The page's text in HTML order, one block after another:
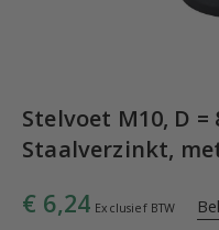
Stelvoet M10, D =
Staalverzinkt,
€ 6,24 Exclusief BTW